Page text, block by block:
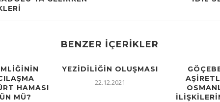
BENZER İÇERIKLER
HAMASI
MÜ?
YEZIDILIĞIN OLUŞMASI
22.12.2021